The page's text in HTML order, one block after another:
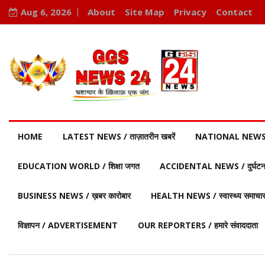
Aug 6, 2026 About Site Map Privacy Contact
HOME LATEST NEWS / ताज़ातरीन खबरें NATIONAL NEWS
EDUCATION WORLD / शिक्षा जगत ACCIDENTAL NEWS /
BUSINESS NEWS / ख़बर कारोबार HEALTH NEWS / स्वास्थ्य समाचार
विज्ञापन / ADVERTISEMENT OUR REPORTERS / हमारे संवाददाता